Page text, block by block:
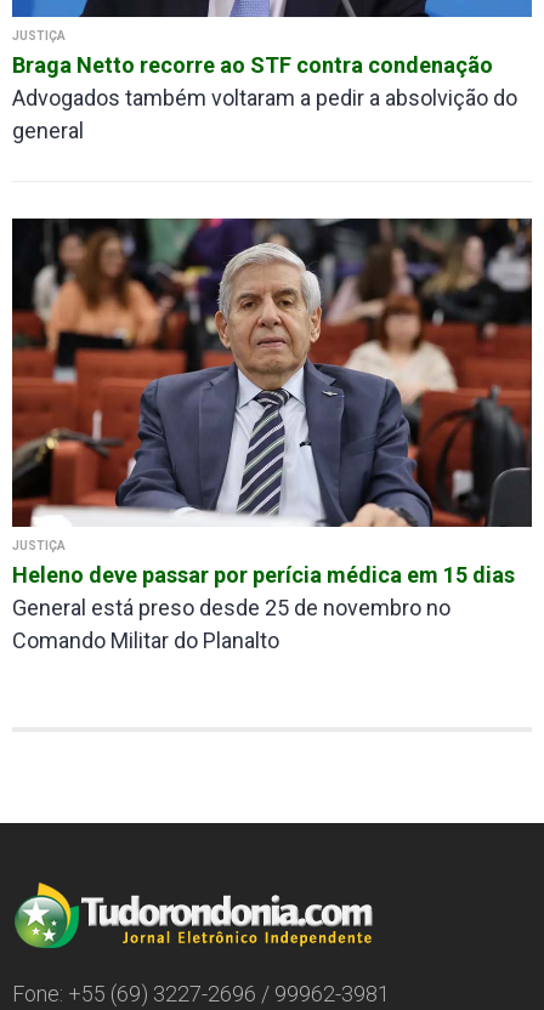
JUSTIÇA
Braga Netto recorre ao STF contra condenação
Advogados também voltaram a pedir a absolvição do
general
JUSTIÇA
Heleno deve passar por perícia médica em 15 dias
General está preso desde 25 de novembro no
Comando Militar do Planalto
Fone: +55 (69) 3227-2696 / 99962-3981